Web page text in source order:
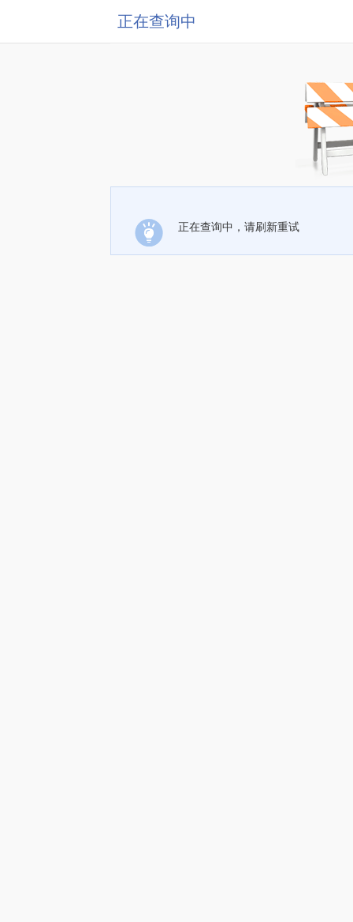
正在查询中
正在查询中，请刷新重试